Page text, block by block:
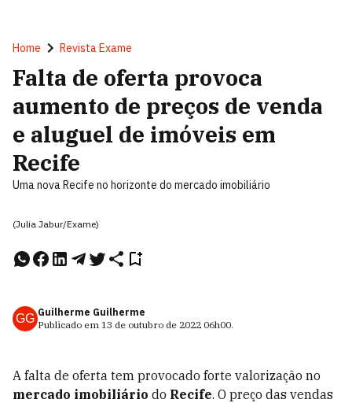
Home Revista Exame
Falta de oferta provoca
aumento de preços de venda
e aluguel de imóveis em
Recife
Uma nova Recife no horizonte do mercado imobiliário
(Julia Jabur/Exame)
GG Guilherme Guilherme
Publicado em 13 de outubro de 2022 06h00.
A falta de oferta tem provocado forte valorização no
mercado imobiliário do Recife. O preço das vendas